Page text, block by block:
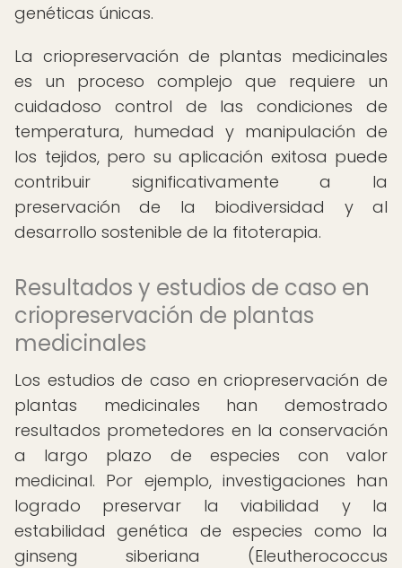
genéticas únicas.
La criopreservación de plantas medicinales
es un proceso complejo que requiere un
cuidadoso control de las condiciones de
temperatura, humedad y manipulación de
los tejidos, pero su aplicación exitosa puede
contribuir significativamente a la
preservación de la biodiversidad y al
desarrollo sostenible de la fitoterapia.
Resultados y estudios de caso en
criopreservación de plantas
medicinales
Los estudios de caso en criopreservación de
plantas medicinales han demostrado
resultados prometedores en la conservación
a largo plazo de especies con valor
medicinal. Por ejemplo, investigaciones han
logrado preservar la viabilidad y la
estabilidad genética de especies como la
ginseng siberiana (Eleutherococcus